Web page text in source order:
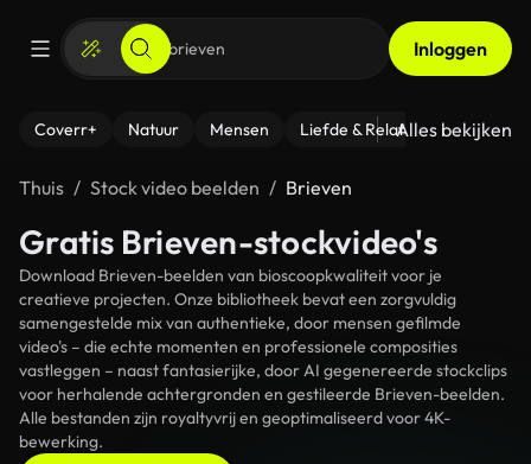
Inloggen
Coverr+ Natuur Mensen Liefde & Relaties - Fitness
Alles bekijken
Thuis Stock video beelden Brieven
Gratis Brieven-stockvideo's
Download Brieven-beelden van bioscoopkwaliteit voor je
creatieve projecten. Onze bibliotheek bevat een zorgvuldig
samengestelde mix van authentieke, door mensen gefilmde
video's – die echte momenten en professionele composities
vastleggen – naast fantasierijke, door AI gegenereerde stockclips
voor herhalende achtergronden en gestileerde Brieven-beelden.
Alle bestanden zijn royaltyvrij en geoptimaliseerd voor 4K-
bewerking.